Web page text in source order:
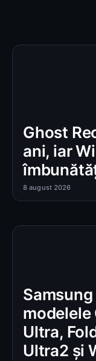
Ghost
ani, iar
8 august 2026
modelele
Ultra,
Ultra2 și